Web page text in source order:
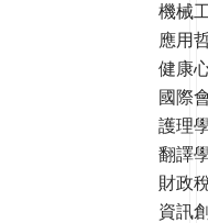
機械
應用
健康
國際
護理
翻譯
財政
資訊